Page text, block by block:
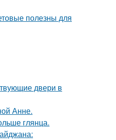
полезны для
двери в
Анне.
глянца.